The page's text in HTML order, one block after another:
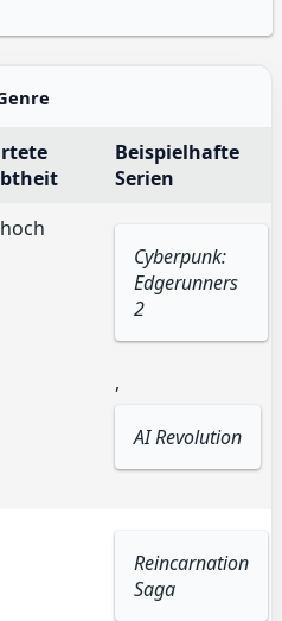
Beispielhafte
Serien
Cyberpunk:
Edgerunners
2
,
AI Revolution
Reincarnation
Saga